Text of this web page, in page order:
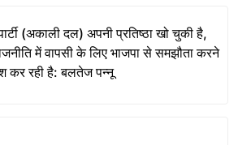
(अकाली दल) अपनी प्रतिष्ठा खो चुकी है,
में वापसी के लिए भाजपा से समझौता करने
कर रही है: बलतेज पन्नू